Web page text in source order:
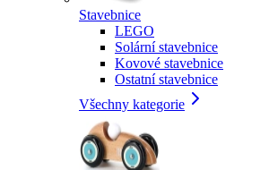
Stavebnice
LEGO
Solární stavebnice
Kovové stavebnice
Ostatní stavebnice
Všechny kategorie